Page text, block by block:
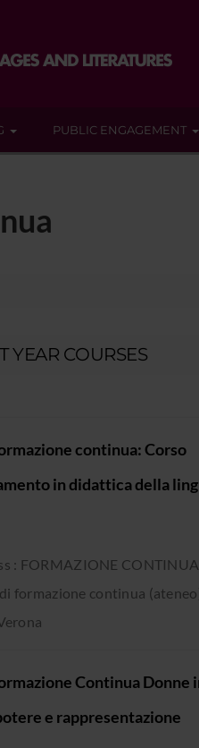
PUBLIC ENGAGEMENT
YEAR COURSES
continua: Corso
in didattica della
: FORMAZIONE
formazione continua
Continua Donne
e rappresentazione